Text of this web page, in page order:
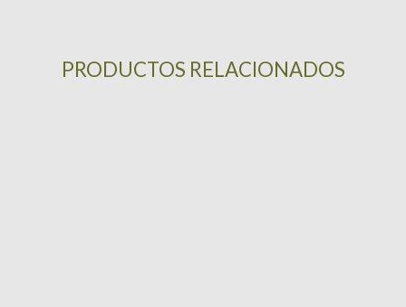
PRODUCTOS RELACIONADOS